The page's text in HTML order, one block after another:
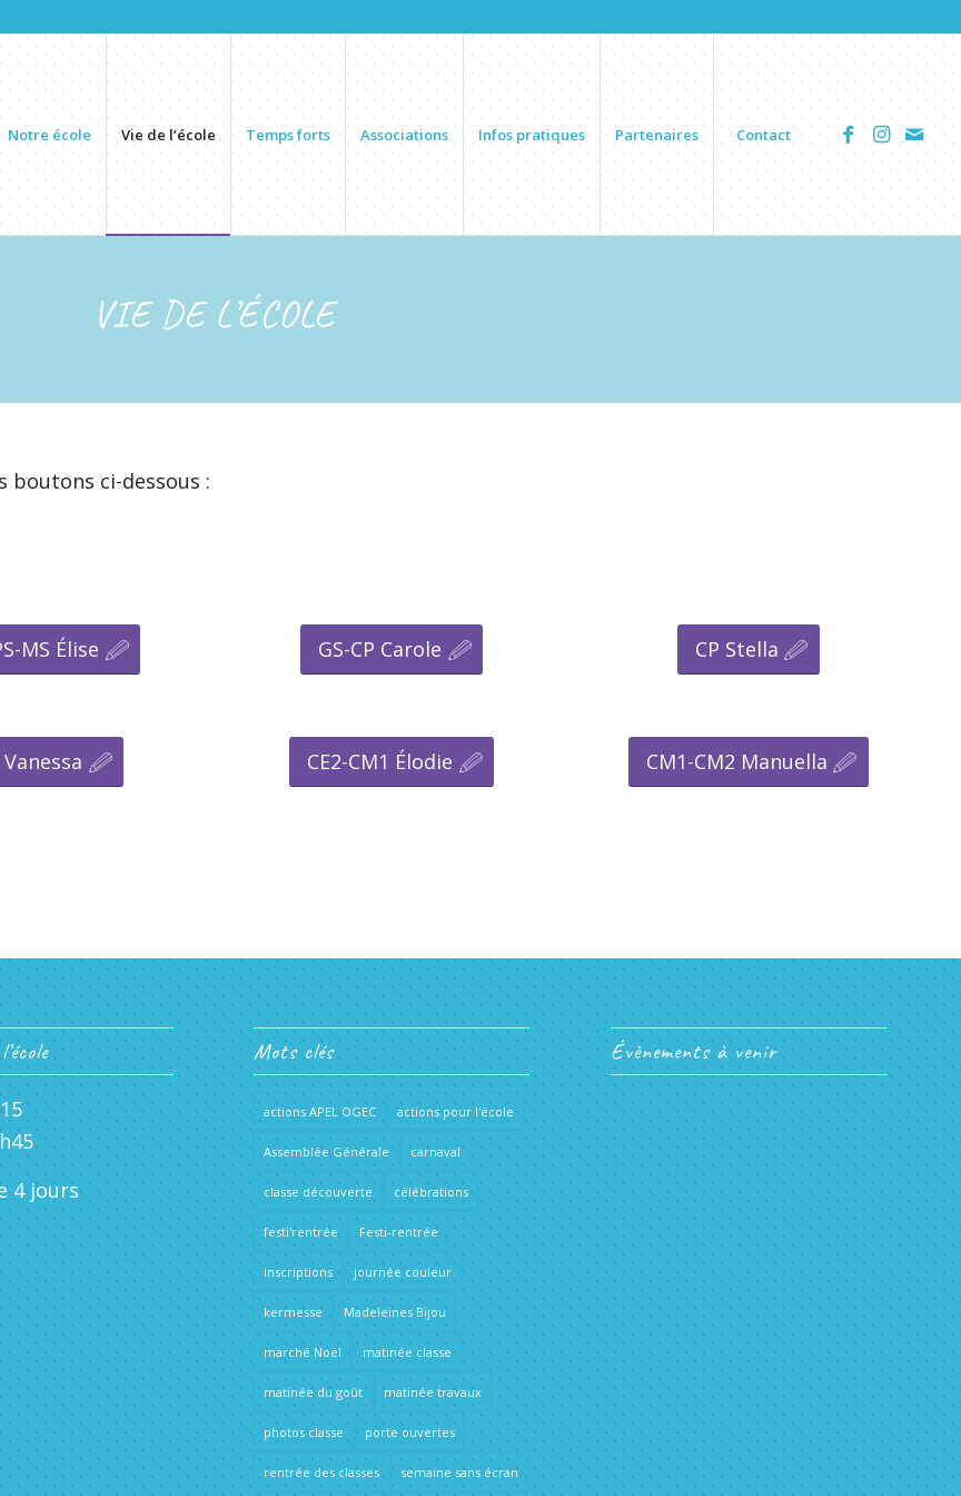
Notre école Vie de l’école Temps forts Associations Infos pratiques Partenaires Contact
VIE DE L’ÉCOLE
boutons ci-dessous :
MS Élise GS-CP Carole CP Stella
Vanessa CE2-CM1 Élodie CM1-CM2 Manuella
4 jours
Mots clés
actions APEL OGEC actions pour l'école
Assemblée Générale carnaval
classe découverte célébrations
festi'rentrée Festi-rentrée
inscriptions journée couleur
kermesse Madeleines Bijou
marché Noël matinée classe
matinée du goût matinée travaux
photos classe porte ouvertes
rentrée des classes semaine sans écran
Évènements à venir